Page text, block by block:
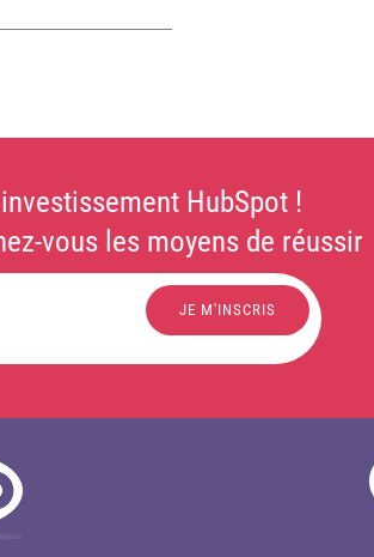
HubSpot !
vous les moyens de réussir